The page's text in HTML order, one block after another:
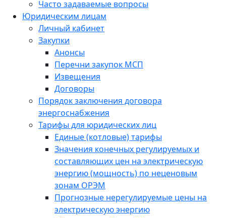
Часто задаваемые вопросы
Юридическим лицам
Личный кабинет
Закупки
Анонсы
Перечни закупок МСП
Извещения
Договоры
Порядок заключения договора
энергоснабжения
Тарифы для юридических лиц
Единые (котловые) тарифы
Значения конечных регулируемых и
составляющих цен на электрическую
энергию (мощность) по неценовым
зонам ОРЭМ
Прогнозные нерегулируемые цены на
электрическую энергию